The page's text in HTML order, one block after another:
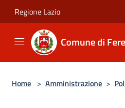
Regione Lazio
Comune di
Home > Amministrazione >